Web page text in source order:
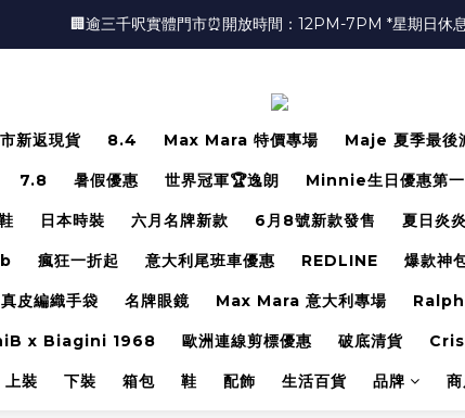
🏢逾三千呎實體門市⏰開放時間：12PM-7PM *星期日休
🏢逾三千呎實體門市⏰開放時間：12PM-7PM *星期日休
🏢逾三千呎實體門市⏰開放時間：12PM-7PM *星期日休息
新返現貨 8.4 Max Mara 特價專場 Maje 夏季最後
7.8 暑假優惠 世界冠軍🏆逸朗 Minnie生日優惠第
日本時裝 六月名牌新款 6月8號新款發售 夏日炎
瘋狂一折起 意大利尾班車優惠 REDLINE 爆款神
真皮編織手袋 名牌眼鏡 Max Mara 意大利專場
x Biagini 1968 歐洲連線剪標優惠 破底清貨
上裝 下裝 箱包 鞋 配飾 生活百貨 品牌